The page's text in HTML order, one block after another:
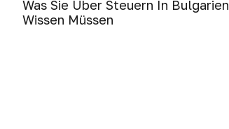
Was Sie Über Steuern In Bulgarien
Wissen Müssen